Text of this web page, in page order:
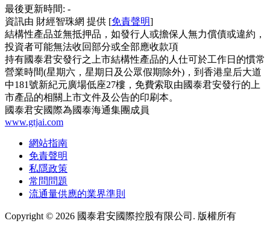
最後更新時間: -
資訊由 財經智珠網 提供 [免責聲明]
結構性產品並無抵押品，如發行人或擔保人無力償債或違約，
投資者可能無法收回部分或全部應收款項
持有國泰君安發行之上市結構性產品的人仕可於工作日的慣常
營業時間(星期六，星期日及公眾假期除外)，到香港皇后大道
中181號新紀元廣場低座27樓，免費索取由國泰君安發行的上
市產品的相關上市文件及公告的印刷本。
國泰君安國際為國泰海通集團成員
www.gtjai.com
網站指南
免責聲明
私隱政策
常問問題
流通量供應的業界準則
Copyright © 2026 國泰君安國際控股有限公司. 版權所有